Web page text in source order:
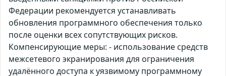
Федерации рекомендуется устанавливать
обновления программного обеспечения только
после оценки всех сопутствующих рисков.
Компенсирующие меры: - использование средств
межсетевого экранирования для ограничения
удалённого доступа к уязвимому программному